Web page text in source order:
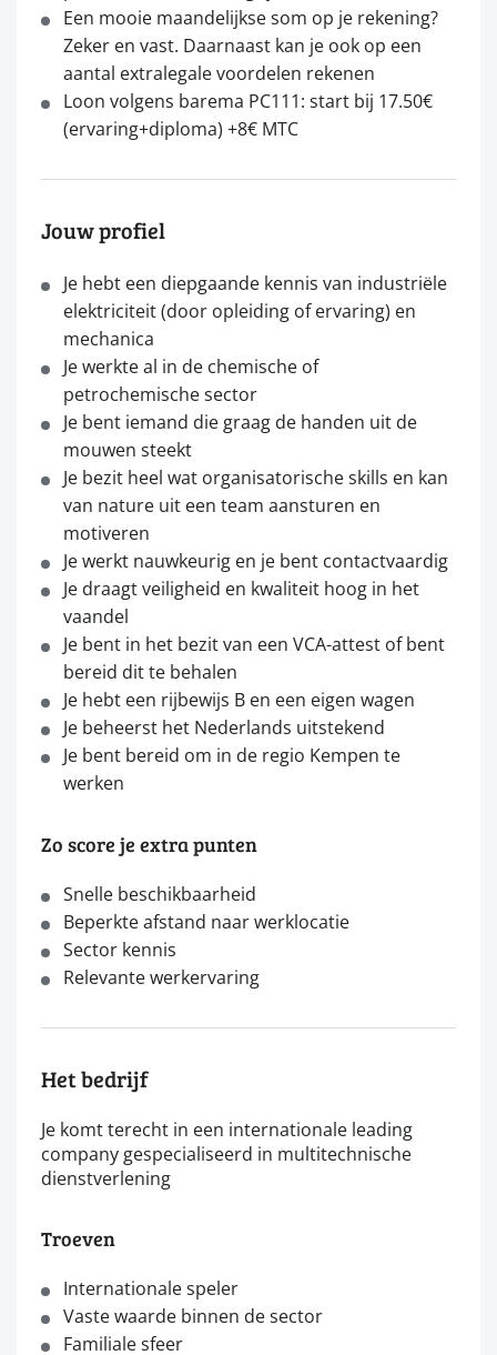
Een mooie maandelijkse som op je rekening?
Zeker en vast. Daarnaast kan je ook op een
aantal extralegale voordelen rekenen
Loon volgens barema PC111: start bij 17.50€
(ervaring+diploma) +8€ MTC
Jouw profiel
Je hebt een diepgaande kennis van industriële
elektriciteit (door opleiding of ervaring) en
mechanica
Je werkte al in de chemische of
petrochemische sector
Je bent iemand die graag de handen uit de
mouwen steekt
Je bezit heel wat organisatorische skills en kan
van nature uit een team aansturen en
motiveren
Je werkt nauwkeurig en je bent contactvaardig
Je draagt veiligheid en kwaliteit hoog in het
vaandel
Je bent in het bezit van een VCA-attest of bent
bereid dit te behalen
Je hebt een rijbewijs B en een eigen wagen
Je beheerst het Nederlands uitstekend
Je bent bereid om in de regio Kempen te
werken
Zo score je extra punten
Snelle beschikbaarheid
Beperkte afstand naar werklocatie
Sector kennis
Relevante werkervaring
Het bedrijf
Je komt terecht in een internationale leading
company gespecialiseerd in multitechnische
dienstverlening
Troeven
Internationale speler
Vaste waarde binnen de sector
Familiale sfeer